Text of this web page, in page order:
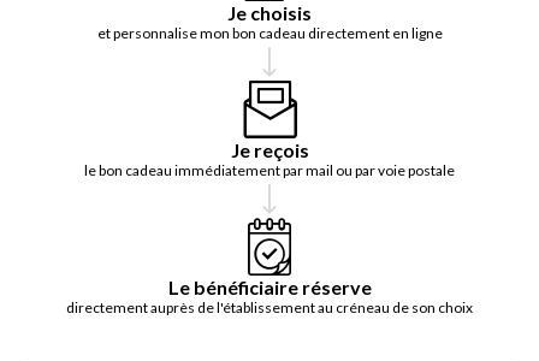
Je choisis
et personnalise mon bon cadeau directement en ligne
Je reçois
le bon cadeau immédiatement par mail ou par voie postale
Le bénéficiaire réserve
directement auprès de l'établissement au créneau de son choix